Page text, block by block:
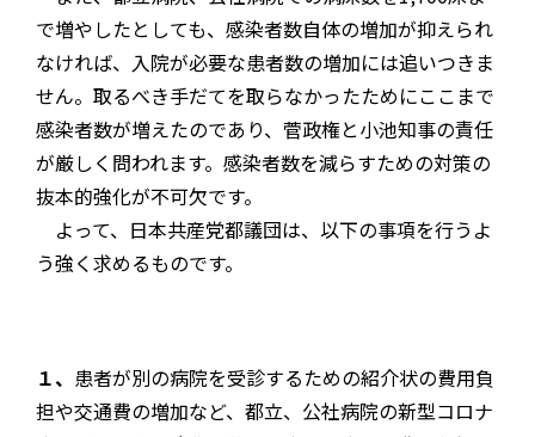
で増やしたとしても、感染者数自体の増加が抑えられ
なければ、入院が必要な患者数の増加には追いつきま
せん。取るべき手だてを取らなかったためにここまで
感染者数が増えたのであり、菅政権と小池知事の責任
が厳しく問われます。感染者数を減らすための対策の
抜本的強化が不可欠です。
よって、日本共産党都議団は、以下の事項を行うよ
う強く求めるものです。
１、 患者が別の病院を受診するための紹介状の費用負
担や交通費の増加など、都立、公社病院の新型コロナ